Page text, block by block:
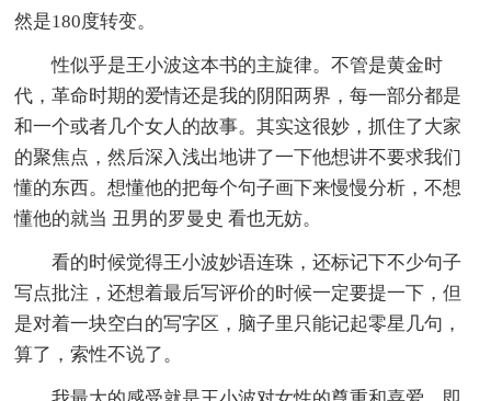
然是180度转变。
性似乎是王小波这本书的主旋律。不管是黄金时
代，革命时期的爱情还是我的阴阳两界，每一部分都是
和一个或者几个女人的故事。其实这很妙，抓住了大家
的聚焦点，然后深入浅出地讲了一下他想讲不要求我们
懂的东西。想懂他的把每个句子画下来慢慢分析，不想
懂他的就当 丑男的罗曼史 看也无妨。
看的时候觉得王小波妙语连珠，还标记下不少句子
写点批注，还想着最后写评价的时候一定要提一下，但
是对着一块空白的写字区，脑子里只能记起零星几句，
算了，索性不说了。